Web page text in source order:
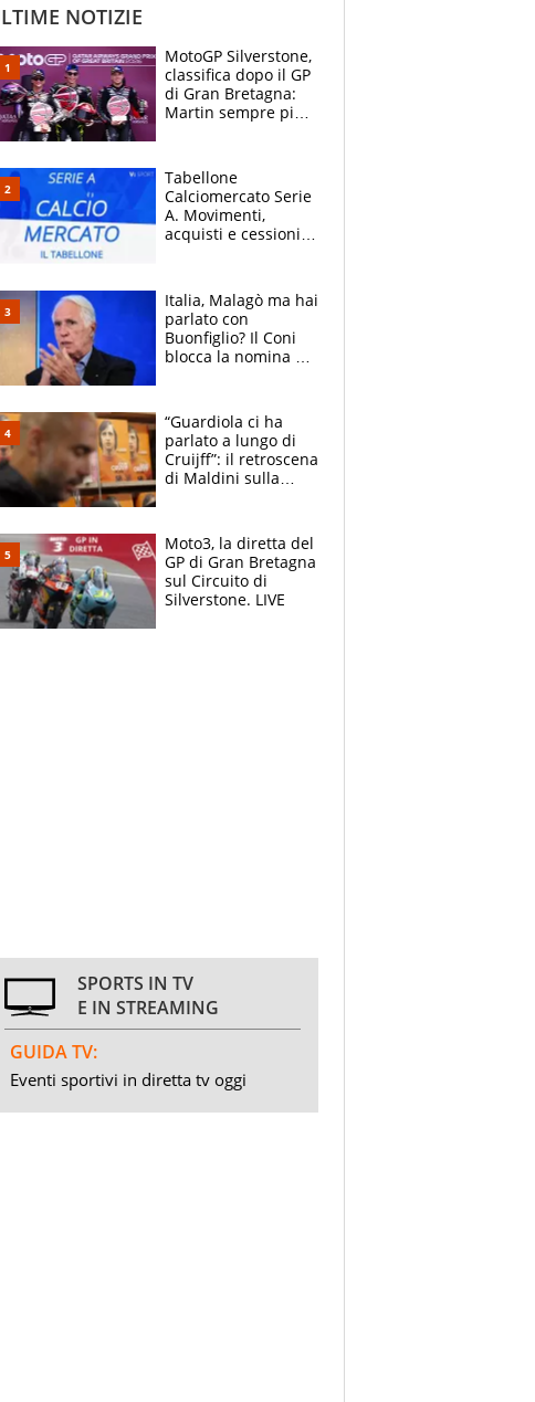
NOTIZIE
MotoGP Silverstone,
classifica dopo il GP
di Gran Bretagna:
Martin sempre più
Tabellone
Calciomercato Serie
A. Movimenti,
acquisti e cessioni:
Italia, Malagò ma hai
parlato con
Buonfiglio? Il Coni
blocca la nomina di
“Guardiola ci ha
parlato a lungo di
Cruijff”: il retroscena
di Maldini sulla
Moto3, la diretta del
GP di Gran Bretagna
sul Circuito di
Silverstone. LIVE
SPORTS IN TV
E IN STREAMING
GUIDA TV:
Eventi sportivi in diretta tv oggi